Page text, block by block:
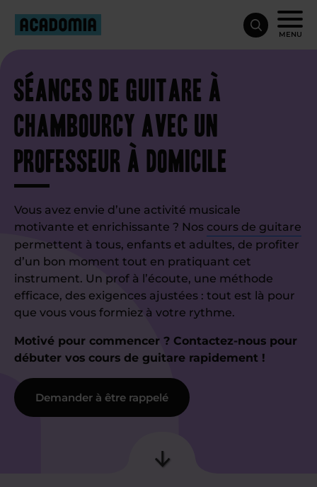
MENU
Séances de guitare à
Chambourcy avec un
professeur à domicile
Vous avez envie d’une activité musicale
motivante et enrichissante ? Nos cours de guitare
permettent à tous, enfants et adultes, de profiter
d’un bon moment tout en pratiquant cet
instrument. Un prof à l’écoute, une méthode
efficace, des exigences ajustées : tout est là pour
que vous vous formiez à votre rythme.
Motivé pour commencer ? Contactez-nous pour
débuter vos cours de guitare rapidement !
Demander à être rappelé